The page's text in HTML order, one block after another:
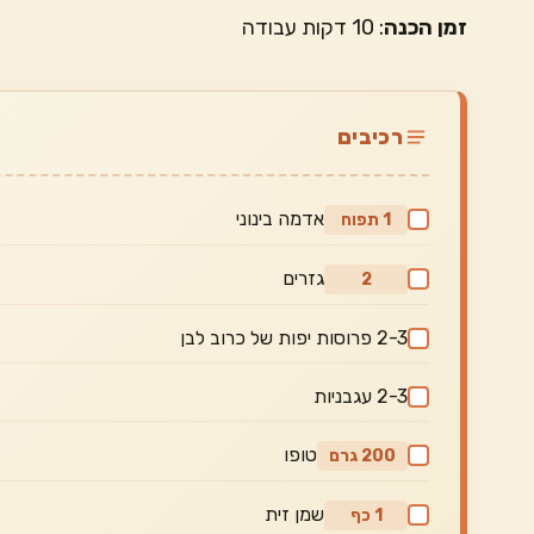
זמן הכנה: 10 דקות עבודה
רכיבים
1 תפוח אדמה בינוני
2 גזרים
2-3 פרוסות יפות של כרוב לבן
2-3 עגבניות
200 גרם טופו
1 כף שמן זית